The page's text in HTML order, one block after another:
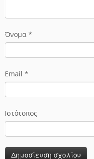
Όνομα *
Email *
Ιστότοπος